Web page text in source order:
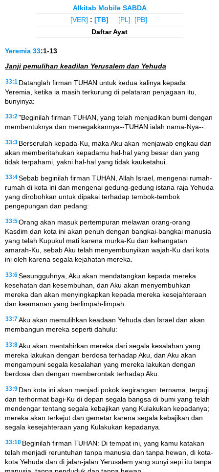
Alkitab Mobile SABDA
[VER] : [TB] [PL]
[PB]
Daftar Ayat
Yeremia 33:1-13
Janji pemulihan keadilan Yerusalem dan Yehuda
33:1 Datanglah firman TUHAN untuk kedua kalinya kepada
Yeremia, ketika ia masih terkurung di pelataran penjagaan itu,
bunyinya:
33:2 "Beginilah firman TUHAN, yang telah menjadikan bumi dengan
membentuknya dan menegakkannya--TUHAN ialah nama-Nya--:
33:3 Berserulah kepada-Ku, maka Aku akan menjawab engkau dan
akan memberitahukan kepadamu hal-hal yang besar dan yang
tidak terpahami, yakni hal-hal yang tidak kauketahui.
33:4Sebab beginilah firman TUHAN, Allah Israel, mengenai rumah-
rumah di kota ini dan mengenai gedung-gedung istana raja Yehuda
yang dirobohkan untuk dipakai terhadap tembok-tembok
pengepungan dan pedang:
33:5Orang akan masuk pertempuran melawan orang-orang
Kasdim dan kota ini akan penuh dengan bangkai-bangkai manusia
yang telah Kupukul mati karena murka-Ku dan kehangatan
amarah-Ku, sebab Aku telah menyembunyikan wajah-Ku dari kota
ini oleh karena segala kejahatan mereka.
33:6Sesungguhnya, Aku akan mendatangkan kepada mereka
kesehatan dan kesembuhan, dan Aku akan menyembuhkan
mereka dan akan menyingkapkan kepada mereka kesejahteraan
dan keamanan yang berlimpah-limpah.
33:7Aku akan memulihkan keadaan Yehuda dan Israel dan akan
membangun mereka seperti dahulu:
33:8Aku akan mentahirkan mereka dari segala kesalahan yang
mereka lakukan dengan berdosa terhadap Aku, dan Aku akan
mengampuni segala kesalahan yang mereka lakukan dengan
berdosa dan dengan memberontak terhadap Aku.
33:9 Dan kota ini akan menjadi pokok kegirangan: ternama, terpuji
dan terhormat bagi-Ku di depan segala bangsa di bumi yang telah
mendengar tentang segala kebajikan yang Kulakukan kepadanya;
mereka akan terkejut dan gemetar karena segala kebajikan dan
segala kesejahteraan yang Kulakukan kepadanya.
33:10 Beginilah firman TUHAN: Di tempat ini, yang kamu katakan
telah menjadi reruntuhan tanpa manusia dan tanpa hewan, di kota-
kota Yehuda dan di jalan-jalan Yerusalem yang sunyi sepi itu tanpa